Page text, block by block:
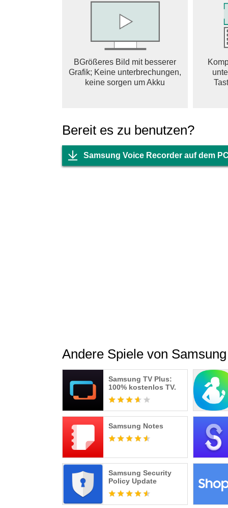
□ Share your recordings with your friends
* Not Support S5, Note4 Android-M
** Available recording mode depends on
*** This is Samsung Device's Preloaded
functionality of the service is turned on, but
Required permissions
. Telephone: Used to decline calls received
BGrößeres Bild mit besserer
Grafik; Keine unterbrechungen,
keine sorgen um Akku
Bereit es zu benutzen?
Samsung Voice Recorder auf dem
Andere Spiele von
Samsung TV Plus:
100% kostenlos TV.
Samsung Notes
Samsung Security
Policy Update